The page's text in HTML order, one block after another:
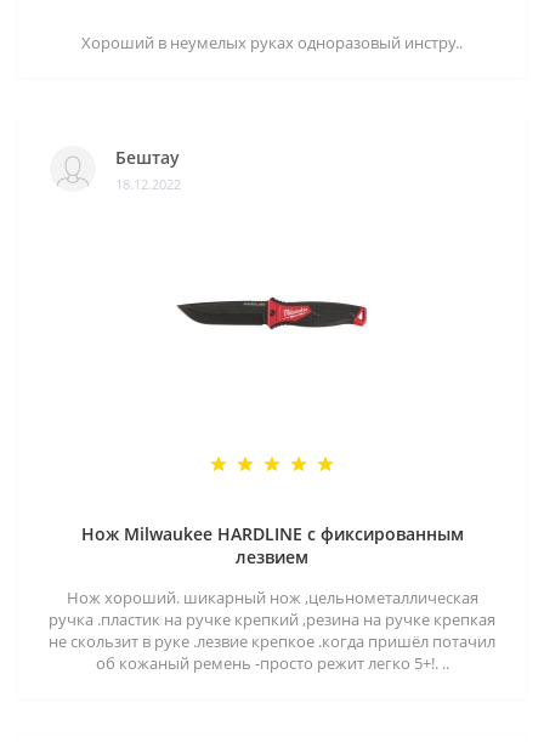
Хороший в неумелых руках одноразовый инстру..
Бештау
18.12.2022
Нож Milwaukee HARDLINE с фиксированным
лезвием
Нож хороший. шикарный нож ,цельнометаллическая
ручка .пластик на ручке крепкий ,резина на ручке крепкая
не скользит в руке .лезвие крепкое .когда пришёл потачил
об кожаный ремень -просто режит легко 5+!. ..